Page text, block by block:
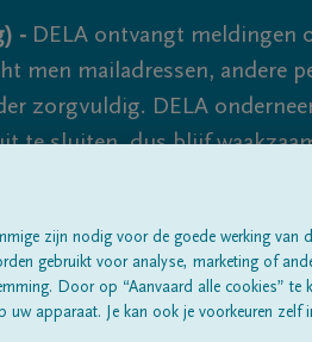
- DELA ontvangt meldingen
men mailadressen, andere
zorgvuldig. DELA
te sluiten, dus blijf
Alle rouwberichten
zijn nodig voor de goede werking van
gebruikt voor analyse, marketing of
Door op “Aanvaard alle cookies” te
apparaat. Je kan ook je voorkeuren zelf